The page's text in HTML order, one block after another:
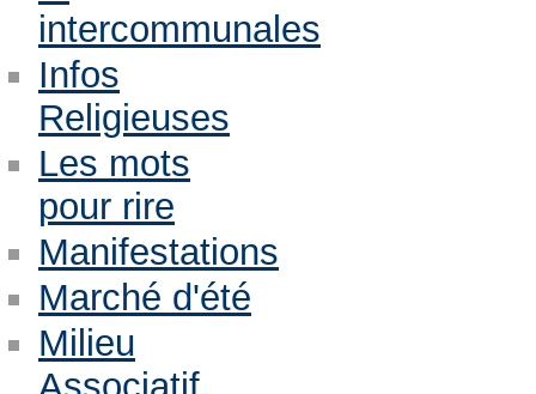
intercommunales
Infos
Religieuses
Les mots
pour rire
Manifestations
Marché d'été
Milieu